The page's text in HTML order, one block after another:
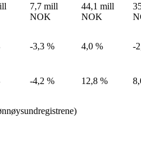
7,7 mill
NOK
44,1 mill
NOK
-3,3 % 4,0 % -
-4,2 % 12,8 %